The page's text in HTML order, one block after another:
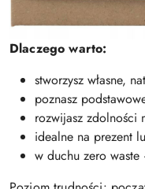
Dlaczego warto:
stworzysz własne,
poznasz
rozwijasz zdolności
idealne na prezent
w duchu zero